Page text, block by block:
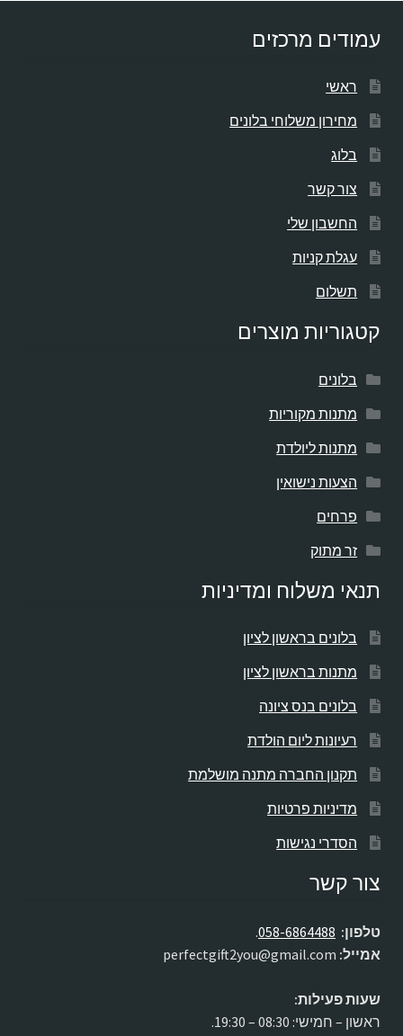
עמודים מרכזים
ראשי
מחירון משלוחי בלונים
בלוג
צור קשר
החשבון שלי
עגלת קניות
תשלום
קטגוריות מוצרים
בלונים
מתנות מקוריות
מתנות ליולדת
הצעות נישואין
פרחים
זר מתוק
תנאי משלוח ומדיניות
בלונים בראשון לציון
מתנות בראשון לציון
בלונים בנס ציונה
רעיונות ליום הולדת
תקנון החברה מתנה מושלמת
מדיניות פרטיות
הסדרי נגישות
צור קשר
טלפון: 058-6864488
.
אמייל:
שעות פעילות:
ראשון – חמישי: 08:30 – 19:30.